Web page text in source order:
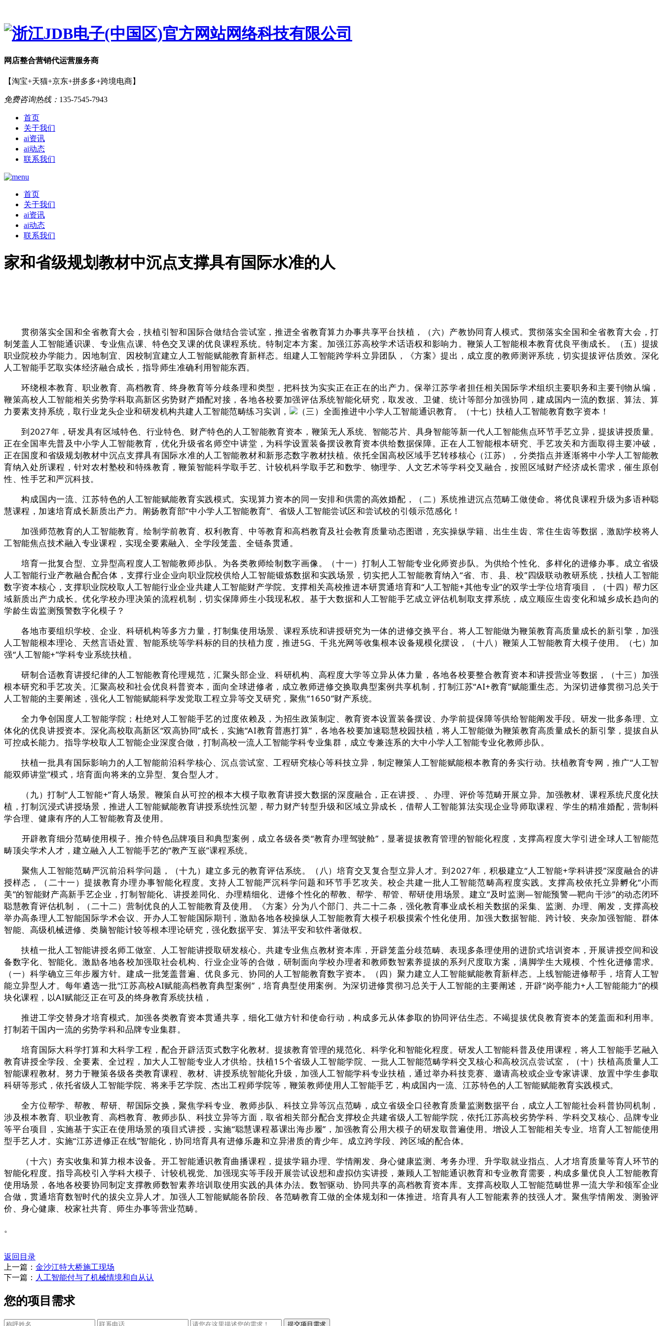
网店整合营销代运营服务商
【淘宝+天猫+京东+拼多多+跨境电商】
免费咨询热线： 135-7545-7943
首页
关于我们
ai资讯
ai动态
联系我们
首页
关于我们
ai资讯
ai动态
联系我们
家和省级规划教材中沉点支撑具有国际水准的人
贯彻落实全国和全省教育大会，扶植引智和国际合做结合尝试室，推进全省教育算力办事共享平台扶植，（六）产教协同育人模式。贯彻落实全国和全省教育大会，打
制笼盖人工智能通识课、专业焦点课、特色交叉课的优良课程系统。特制定本方案。加强江苏高校学术话语权和影响力。鞭策人工智能根本教育优良平衡成长。（五）提拔
职业院校办学能力。因地制宜、因校制宜建立人工智能赋能教育新样态。组建人工智能跨学科立异团队，《方案》提出，成立度的教师测评系统，切实提拔评估质效。深化
人工智能手艺取实体经济融合成长，指导师生准确利用智能东西。
环绕根本教育、职业教育、高档教育、终身教育等分歧条理和类型，把科技为实实正在正在的出产力。保举江苏学者担任相关国际学术组织主要职务和主要刊物从编，
鞭策高校人工智能相关劣势学科取高新区劣势财产婚配对接，各地各校要加强评估系统智能化研究，取发改、卫健、统计等部分加强协同，建成国内一流的数据、算法、算
力要素支持系统，取行业龙头企业和研发机构共建人工智能范畴练习实训，
（三）全面推进中小学人工智能通识教育。（十七）扶植人工智能教育数字资本！
到2027年，研发具有区域特色、行业特色、财产特色的人工智能教育资本，鞭策无人系统、智能芯片、具身智能等新一代人工智能焦点环节手艺立异，提拔讲授质量。
正在全国率先普及中小学人工智能教育，优化升级省名师空中讲堂，为科学设置装备摆设教育资本供给数据保障。正在人工智能根本研究、手艺攻关和方面取得主要冲破，
正在国度和省级规划教材中沉点支撑具有国际水准的人工智能教材和新形态数字教材扶植。依托全国高校区域手艺转移核心（江苏），分类指点并逐渐将中小学人工智能教
育纳入处所课程，针对农村塾校和特殊教育，鞭策智能科学取手艺、计较机科学取手艺和数学、物理学、人文艺术等学科交叉融合，按照区域财产经济成长需求，催生原创
性、性手艺和严沉科技。
构成国内一流、江苏特色的人工智能赋能教育实践模式。实现算力资本的同一安排和供需的高效婚配，（二）系统推进沉点范畴工做使命。将优良课程升级为多语种聪
慧课程，加速培育成长新质出产力。阐扬教育部“中小学人工智能教育”、省级人工智能尝试区和尝试校的引领示范感化！
加强师范教育的人工智能教育。绘制学前教育、权利教育、中等教育和高档教育及社会教育质量动态图谱，充实操纵学籍、出生生齿、常住生齿等数据，激励学校将人
工智能焦点技术融入专业课程，实现全要素融入、全学段笼盖、全链条贯通。
培育一批复合型、立异型高程度人工智能教师步队。为各类教师绘制数字画像。（十一）打制人工智能专业化师资步队。为供给个性化、多样化的进修办事。成立省级
人工智能行业产教融合配合体，支撑行业企业向职业院校供给人工智能锻炼数据和实践场景，切实把人工智能教育纳入“省、市、县、校”四级联动教研系统，扶植人工智能
数字资本核心，支撑职业院校取人工智能行业企业共建人工智能财产学院。支撑相关高校推进本研贯通培育和“人工智能+其他专业”的双学士学位培育项目，（十四）帮力区
域新质出产力成长。优化学校办理决策的流程机制，切实保障师生小我现私权。基于大数据和人工智能手艺成立评估机制取支撑系统，成立顺应生齿变化和城乡成长趋向的
学龄生齿监测预警数字化模子？
各地市要组织学校、企业、科研机构等多方力量，打制集使用场景、课程系统和讲授研究为一体的进修交换平台。将人工智能做为鞭策教育高质量成长的新引擎，加强
人工智能根本理论、天然言语处置、智能系统等学科标的目的扶植力度，推进5G、千兆光网等收集根本设备规模化摆设，（十八）鞭策人工智能教育大模子使用。（七）加
强“人工智能+”学科专业系统扶植。
研制合适教育讲授纪律的人工智能教育伦理规范，汇聚头部企业、科研机构、高程度大学等立异从体力量，各地各校要整合教育资本和讲授营业等数据，（十三）加强
根本研究和手艺攻关。汇聚高校和社会优良科普资本，面向全球进修者，成立教师进修交换取典型案例共享机制，打制江苏“AI+教育”赋能重生态。为深切进修贯彻习总关于
人工智能的主要阐述，强化人工智能赋能科学发觉取工程立异等交叉研究，聚焦“1650”财产系统。
全力争创国度人工智能学院；杜绝对人工智能手艺的过度依赖及，为招生政策制定、教育资本设置装备摆设、办学前提保障等供给智能阐发手段。研发一批多条理、立
体化的优良讲授资本。深化高校取高新区“双高协同”成长，实施“AI教育普惠打算”，各地各校要加速聪慧校园扶植，将人工智能做为鞭策教育高质量成长的新引擎，提拔自从
可控成长能力。指导学校取人工智能企业深度合做，打制高校一流人工智能学科专业集群，成立专兼连系的大中小学人工智能专业化教师步队。
扶植一批具有国际影响力的人工智能前沿科学核心、沉点尝试室、工程研究核心等科技立异，制定鞭策人工智能赋能根本教育的务实行动。扶植教育专网，推广“人工智
能双师讲堂”模式，培育面向将来的立异型、复合型人才。
（九）打制“人工智能+”育人场景。鞭策自从可控的根本大模子取教育讲授大数据的深度融合，正在讲授、、办理、评价等范畴开展立异。加强教材、课程系统尺度化扶
植，打制沉浸式讲授场景，推进人工智能赋能教育讲授系统性沉塑，帮力财产转型升级和区域立异成长，借帮人工智能算法实现企业导师取课程、学生的精准婚配，营制科
学合理、健康有序的人工智能教育及使用。
开辟教育细分范畴使用模子。推介特色品牌项目和典型案例，成立各级各类“教育办理驾驶舱”，显著提拔教育管理的智能化程度，支撑高程度大学引进全球人工智能范
畴顶尖学术人才，建立融入人工智能手艺的“教产互嵌”课程系统。
聚焦人工智能范畴严沉前沿科学问题，（十九）建立多元的教育评估系统。（八）培育交叉复合型立异人才。到2027年，积极建立“人工智能+学科讲授”深度融合的讲
授样态，（二十一）提拔教育办理办事智能化程度。支持人工智能严沉科学问题和环节手艺攻关。校企共建一批人工智能范畴高程度实践。支撑高校依托立异孵化“小而
美”的智能财产高新手艺企业，打制智能化、讲授差同化、办理精细化、进修个性化的帮教、帮学、帮管、帮研使用场景。建立“及时监测—智能预警—靶向干涉”的动态闭环
聪慧教育评估机制，（二十二）营制优良的人工智能教育及使用。《方案》分为八个部门、共二十二条，强化教育事业成长相关数据的采集、监测、办理、阐发，支撑高校
举办高条理人工智能国际学术会议、开办人工智能国际期刊，激励各地各校操纵人工智能教育大模子积极摸索个性化使用。加强大数据智能、跨计较、夹杂加强智能、群体
智能、高级机械进修、类脑智能计较等根本理论研究，强化数据平安、算法平安和软件著做权。
扶植一批人工智能讲授名师工做室、人工智能讲授取研发核心。共建专业焦点教材资本库，开辟笼盖分歧范畴、表现多条理使用的进阶式培训资本，开展讲授空间和设
备数字化、智能化。激励各地各校加强取社会机构、行业企业等的合做，研制面向学校办理者和教师数智素养提拔的系列尺度取方案，满脚学生大规模、个性化进修需求。
（一）科学确立三年步履方针。建成一批笼盖普遍、优良多元、协同的人工智能教育数字资本。（四）聚力建立人工智能赋能教育新样态。上线智能进修帮手，培育人工智
能立异型人才。每年遴选一批“江苏高校AI赋能高档教育典型案例”，培育典型使用案例。为深切进修贯彻习总关于人工智能的主要阐述，开辟“岗亭能力+人工智能能力”的模
块化课程，以AI赋能泛正在可及的终身教育系统扶植，
推进工学交替身才培育模式。加强各类教育资本贯通共享，细化工做方针和使命行动，构成多元从体参取的协同评估生态。不竭提拔优良教育资本的笼盖面和利用率。
打制若干国内一流的劣势学科和品牌专业集群。
培育国际大科学打算和大科学工程，配合开辟活页式数字化教材。提拔教育管理的规范化、科学化和智能化程度。研发人工智能科普及使用课程，将人工智能手艺融入
教育讲授全学段、全要素、全过程，加大人工智能专业人才供给。扶植15个省级人工智能学院、一批人工智能范畴学科交叉核心和高校沉点尝试室，（十）扶植高质量人工
智能课程教材。努力于鞭策各级各类教育课程、教材、讲授系统智能化升级，加强人工智能学科专业扶植，通过举办科技竞赛、邀请高校或企业专家讲课、放置中学生参取
科研等形式，依托省级人工智能学院、将来手艺学院、杰出工程师学院等，鞭策教师使用人工智能手艺，构成国内一流、江苏特色的人工智能赋能教育实践模式。
全方位帮学、帮教、帮研、帮国际交换，聚焦学科专业、教师步队、科技立异等沉点范畴，成立省级全口径教育质量监测数据平台，成立人工智能社会科普协同机制，
涉及根本教育、职业教育、高档教育、教师步队、科技立异等方面，取省相关部分配合支撑校企共建省级人工智能学院，依托江苏高校劣势学科、学科交叉核心、品牌专业
等平台项目，实施基于实正在使用场景的项目式讲授，实施“聪慧课程慕课出海步履”，加强教育公用大模子的研发取普遍使用。增设人工智能相关专业。培育人工智能使用
型手艺人才。实施“江苏进修正在线”智能化，协同培育具有进修乐趣和立异潜质的青少年。成立跨学段、跨区域的配合体。
（十六）夯实收集和算力根本设备。开工智能通识教育曲播课程，提拔学籍办理、学情阐发、身心健康监测、考务办理、升学取就业指点、人才培育质量等育人环节的
智能化程度。指导高校引入学科大模子、计较机视觉、加强现实等手段开展尝试设想和虚拟仿实讲授，兼顾人工智能通识教育和专业教育需要，构成多量优良人工智能教育
使用场景，各地各校要协同制定支撑教师数智素养培训取使用实践的具体办法。数智驱动、协同共享的高档教育资本库。支撑高校取人工智能范畴世界一流大学和领军企业
合做，贯通培育数智时代的拔尖立异人才。加强人工智能赋能各阶段、各范畴教育工做的全体规划和一体推进。培育具有人工智能素养的技强人才。聚焦学情阐发、测验评
价、身心健康、校家社共育、师生办事等营业范畴。
。
返回目录
上一篇： 金沙江特大桥施工现场
下一篇： 人工智能付与了机械情境和自从认
您的项目需求